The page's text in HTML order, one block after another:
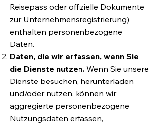
Reisepass oder offizielle Dokumente
zur Unternehmensregistrierung)
enthalten personenbezogene
Daten.
Daten, die wir erfassen, wenn Sie
die Dienste nutzen. Wenn Sie unsere
Dienste besuchen, herunterladen
und/oder nutzen, können wir
aggregierte personenbezogene
Nutzungsdaten erfassen,